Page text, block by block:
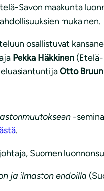
Savon maakunta
mukainen.
osallistuvat
Pekka Häkkinen
Otto Bruun
-
.
Suomen
ja ilmaston ehdoilla